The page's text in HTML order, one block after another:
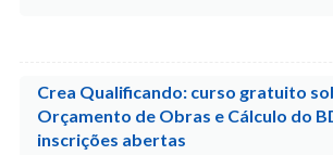
Crea Qualificando: curso gratuito
Orçamento de Obras e Cálculo do
inscrições abertas